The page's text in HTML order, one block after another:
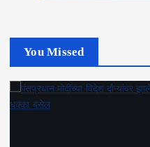
You Missed